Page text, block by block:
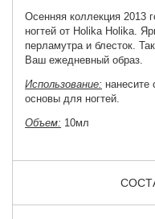
Осенняя коллекция 2013
ногтей от Holika Holika.
перламутра и блесток.
Ваш ежедневный образ.
Использование: нанесите
основы для ногтей.
Объем: 10мл